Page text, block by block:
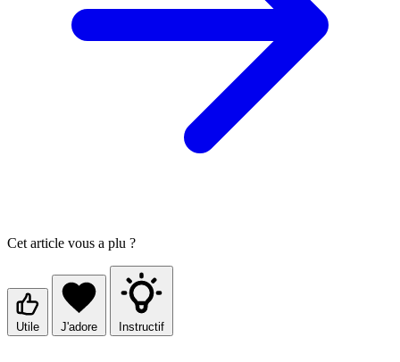
Cet article vous a plu ?
Utile J'adore Instructif